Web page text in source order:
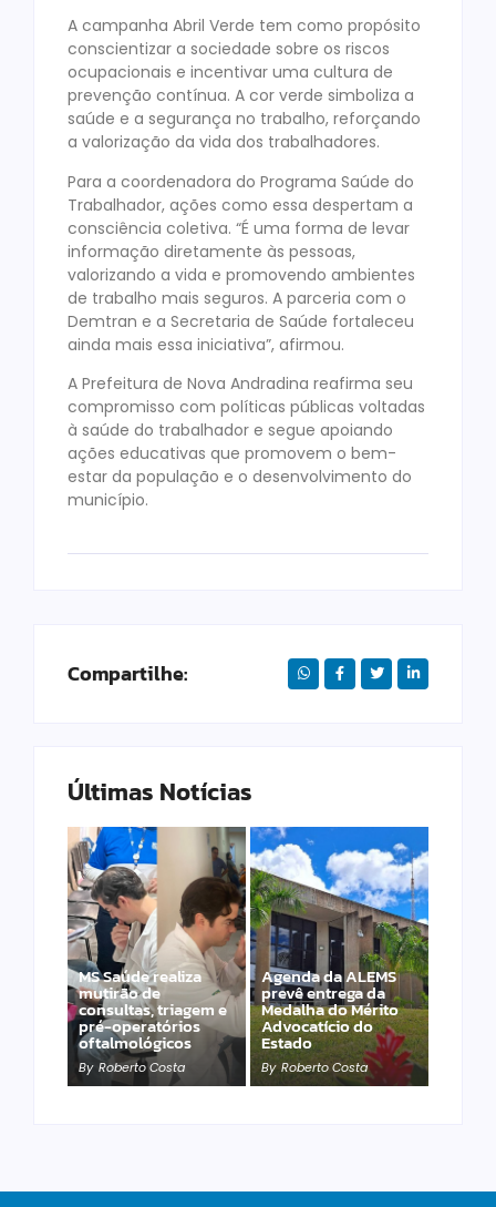
A campanha Abril Verde tem como propósito
conscientizar a sociedade sobre os riscos
ocupacionais e incentivar uma cultura de
prevenção contínua. A cor verde simboliza a
saúde e a segurança no trabalho, reforçando
a valorização da vida dos trabalhadores.
Para a coordenadora do Programa Saúde do
Trabalhador, ações como essa despertam a
consciência coletiva. “É uma forma de levar
informação diretamente às pessoas,
valorizando a vida e promovendo ambientes
de trabalho mais seguros. A parceria com o
Demtran e a Secretaria de Saúde fortaleceu
ainda mais essa iniciativa”, afirmou.
A Prefeitura de Nova Andradina reafirma seu
compromisso com políticas públicas voltadas
à saúde do trabalhador e segue apoiando
ações educativas que promovem o bem-
estar da população e o desenvolvimento do
município.
Compartilhe:
Últimas Notícias
MS Saúde realiza
mutirão de
consultas, triagem e
pré-operatórios
oftalmológicos
By Roberto Costa
Agenda da ALEMS
prevê entrega da
Medalha do Mérito
Advocatício do
Estado
By Roberto Costa
PET – Subea leva
atendimento ao
Jardim Carioca
By Roberto Costa